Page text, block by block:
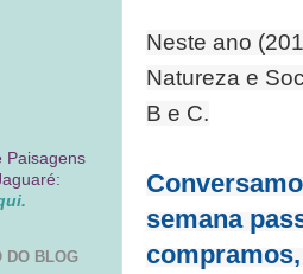
Neste ano
Natureza e
B e C.
semana
Paisagens
DO BLOG